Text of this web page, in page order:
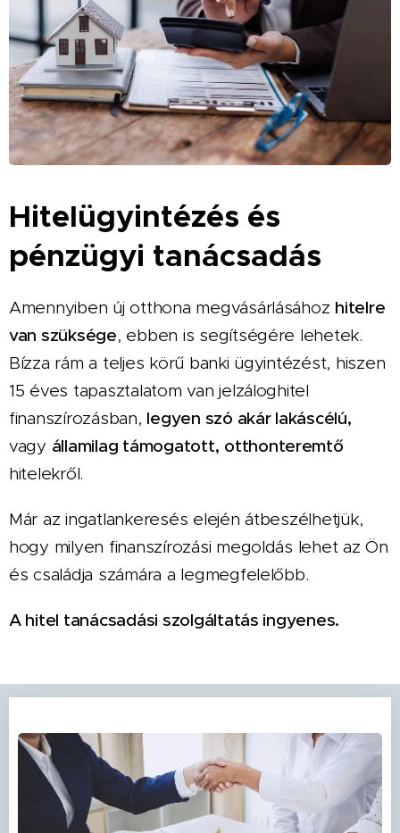
Hitelügyintézés és
pénzügyi tanácsadás
Amennyiben új otthona megvásárlásához hitelre
van szüksége, ebben is segítségére lehetek.
Bízza rám a teljes körű banki ügyintézést, hiszen
15 éves tapasztalatom van jelzáloghitel
finanszírozásban, legyen szó akár lakáscélú,
vagy államilag támogatott, otthonteremtő
hitelekről.
Már az ingatlankeresés elején átbeszélhetjük,
hogy milyen finanszírozási megoldás lehet az Ön
és családja számára a legmegfelelőbb.
A hitel tanácsadási szolgáltatás ingyenes.